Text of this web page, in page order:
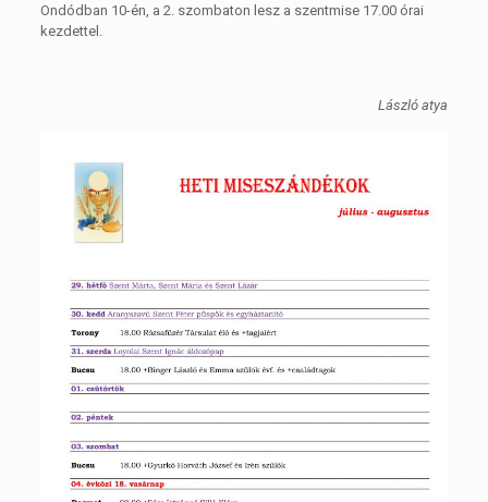
Ondódban 10-én, a 2. szombaton lesz a szentmise 17.00 órai
kezdettel.
László atya